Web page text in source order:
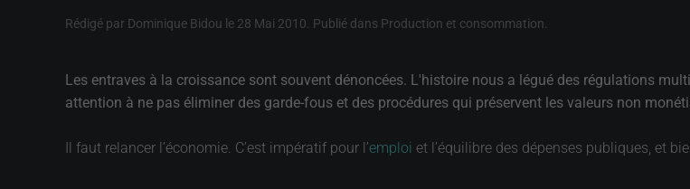
Rédigé par Dominique Bidou le 28 Mai 2010 . Publié dans Production et consommation
Les entraves à la croissance sont souvent dénoncées. L'histoire nous a légué des régulations
attention à ne pas éliminer des garde-fous et des procédures qui préservent les valeurs non
Il faut relancer l’économie. C’est impératif pour l’emploi et l’équilibre des dépenses publiques, et